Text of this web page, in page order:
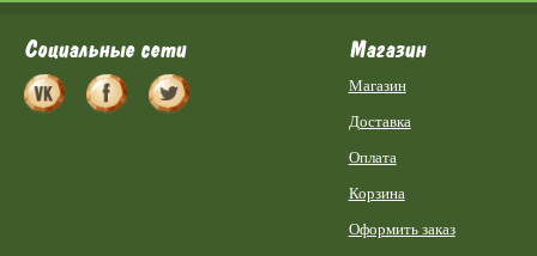
Социальные сети Магазин
Магазин
Доставка
Оплата
Корзина
Оформить заказ